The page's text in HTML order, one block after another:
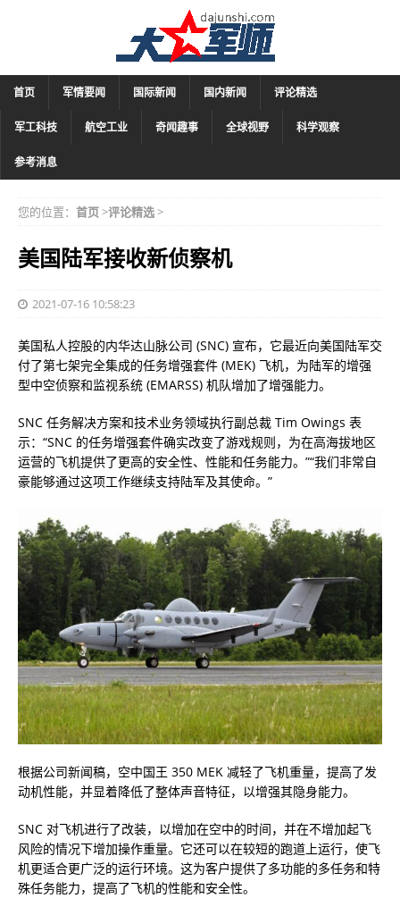
首页 军情要闻 国际新闻 国内新闻 评论精选
军工科技 航空工业 奇闻趣事 全球视野 科学观察
参考消息
您的位置： 首页>评论精选>
美国陆军接收新侦察机
2021-07-16 10:58:23
美国私人控股的内华达山脉公司 (SNC) 宣布，它最近向美国陆军交
付了第七架完全集成的任务增强套件 (MEK) 飞机，为陆军的增强
型中空侦察和监视系统 (EMARSS) 机队增加了增强能力。
SNC 任务解决方案和技术业务领域执行副总裁 Tim Owings 表
示：“SNC 的任务增强套件确实改变了游戏规则，为在高海拔地区
运营的飞机提供了更高的安全性、性能和任务能力。”“我们非常自
豪能够通过这项工作继续支持陆军及其使命。”
根据公司新闻稿，空中国王 350 MEK 减轻了飞机重量，提高了发
动机性能，并显着降低了整体声音特征，以增强其隐身能力。
SNC 对飞机进行了改装，以增加在空中的时间，并在不增加起飞
风险的情况下增加操作重量。它还可以在较短的跑道上运行，使飞
机更适合更广泛的运行环境。这为客户提供了多功能的多任务和特
殊任务能力，提高了飞机的性能和安全性。